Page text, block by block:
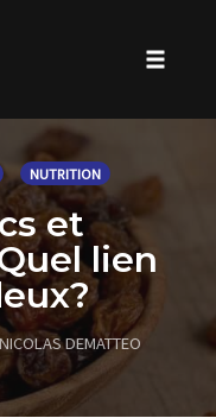
NUTRITION
et
lien
NICOLAS DEMATTEO